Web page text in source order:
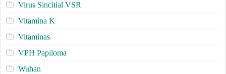
Virus Sincitial VSR
Vitamina K
Vitaminas
VPH Papiloma
Wuhan